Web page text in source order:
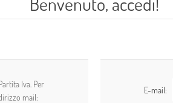
Iva. Per
mail:
E-mail: